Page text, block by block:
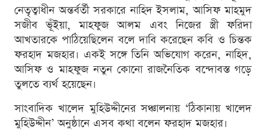
নেতৃত্বাধীন অন্তর্বর্তী সরকারে নাহিদ ইসলাম, আসিফ মাহমুদ
সজীব ভূঁইয়া, মাহফুজ আলম এবং নিজের স্ত্রী ফরিদা
আখতারকে পাঠিয়েছিলেন বলে দাবি করেছেন কবি ও চিন্তক
ফরহাদ মজহার। একই সঙ্গে তিনি অভিযোগ করেন, নাহিদ,
আসিফ ও মাহফুজ নতুন কোনো রাজনৈতিক বন্দোবস্ত গড়ে
তুলতে ব্যর্থ হয়েছেন।
সাংবাদিক খালেদ মুহিউদ্দীনের সঞ্চালনায় ‘ঠিকানায় খালেদ
মুহিউদ্দীন’ অনুষ্ঠানে এসব কথা বলেন ফরহাদ মজহার।